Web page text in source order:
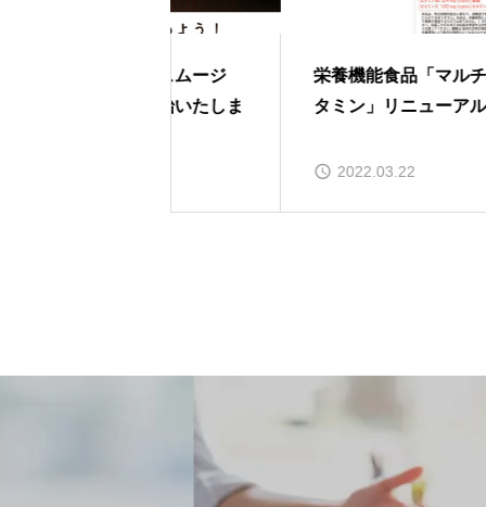
栄養機能食品「マルチビ
タミン」リニューアル。
「
販